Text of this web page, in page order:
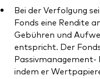
Ressourcen
Bei der Verfolgung
Fonds eine Rendite
Gebühren und
entspricht. Der
Passivmanagement-
indem er